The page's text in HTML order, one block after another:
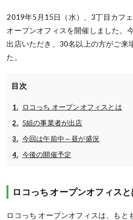
2019年5月15日（水）、3丁目カフ
オープンオフィスを開催しました。
出店いただき、30名以上の方がご来
た。
目次
ロコっち オープンオフィスとは
5組の事業者が出店
今回は午前中～昼が盛況
今後の開催予定
ロコっち オープンオフィスと
ロコっち オープンオフィスは、もと